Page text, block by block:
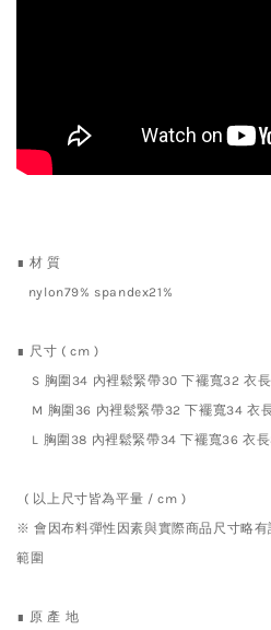
∎ 材 質
nylon79% spandex21%
∎ 尺寸 ( cm )
S 胸圍34 內裡鬆緊帶30 下襬寬32 衣
M 胸圍36 內裡鬆緊帶32 下襬寬34 衣
L 胸圍38 內裡鬆緊帶34 下襬寬36 衣
( 以上尺寸皆為平量 / cm )
※ 會因布料彈性因素與實際商品尺寸略
範圍
∎ 原 產 地